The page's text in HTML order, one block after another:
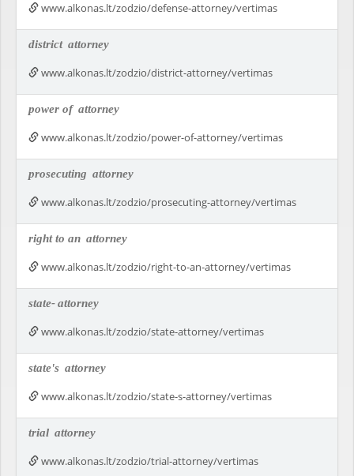
www.alkonas.lt/zodzio/defense-attorney/vertimas
district attorney
www.alkonas.lt/zodzio/district-attorney/vertimas
power of attorney
www.alkonas.lt/zodzio/power-of-attorney/vertimas
prosecuting attorney
www.alkonas.lt/zodzio/prosecuting-attorney/vertimas
right to an attorney
www.alkonas.lt/zodzio/right-to-an-attorney/vertimas
state-attorney
www.alkonas.lt/zodzio/state-attorney/vertimas
state's attorney
www.alkonas.lt/zodzio/state-s-attorney/vertimas
trial attorney
www.alkonas.lt/zodzio/trial-attorney/vertimas